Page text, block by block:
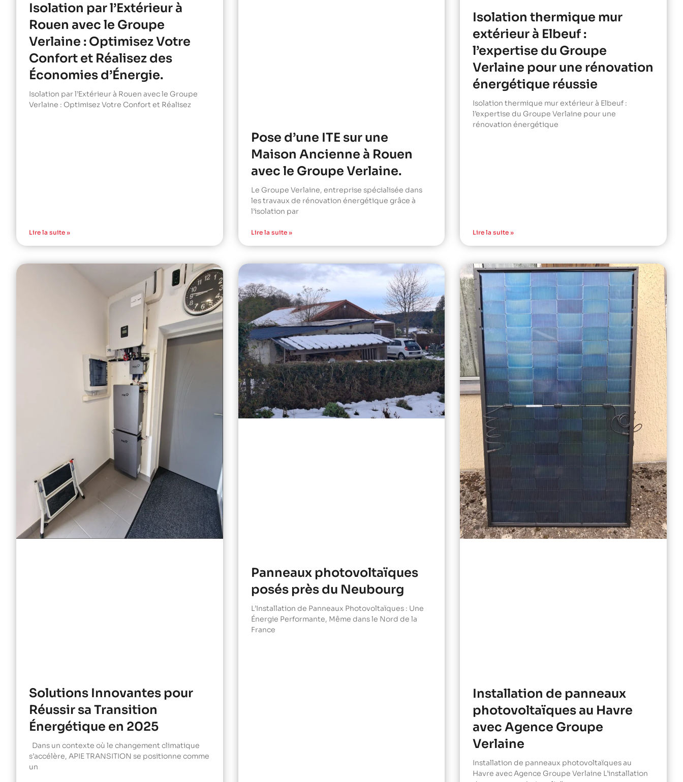
Isolation par l’Extérieur à
Rouen avec le Groupe
Verlaine : Optimisez Votre
Confort et Réalisez des
Économies d’Énergie.
Isolation par l’Extérieur à Rouen avec le Groupe
Verlaine : Optimisez Votre Confort et Réalisez
Lire la suite »
Pose d’une ITE sur une
Maison Ancienne à Rouen
avec le Groupe Verlaine.
Le Groupe Verlaine, entreprise spécialisée dans
les travaux de rénovation énergétique grâce à
l’isolation par
Lire la suite »
Isolation thermique mur
extérieur à Elbeuf :
l’expertise du Groupe
Verlaine pour une rénovation
énergétique réussie
Isolation thermique mur extérieur à Elbeuf :
l’expertise du Groupe Verlaine pour une
rénovation énergétique
Lire la suite »
Solutions Innovantes pour
Réussir sa Transition
Énergétique en 2025
Dans un contexte où le changement climatique
s’accélère, APIE TRANSITION se positionne comme
un
Panneaux photovoltaïques
posés près du Neubourg
L’Installation de Panneaux Photovoltaïques : Une
Énergie Performante, Même dans le Nord de la
France
Installation de panneaux
photovoltaïques au Havre
avec Agence Groupe
Verlaine
Installation de panneaux photovoltaïques au
Havre avec Agence Groupe Verlaine L’installation